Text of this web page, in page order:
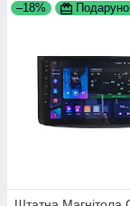
–18%